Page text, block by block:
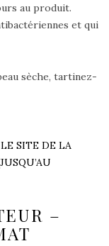
au produit.
et qui
sèche, tartinez-
SITE DE LA
–